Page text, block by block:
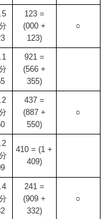
123 =
(000 +
123)
○
921 =
(566 +
355)
437 =
(887 +
550)
○
410 = (1 +
409)
241 =
(909 +
332)
○